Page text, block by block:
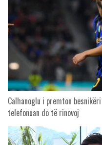
Calhanoglu i premton
telefonuan do të rinovoj